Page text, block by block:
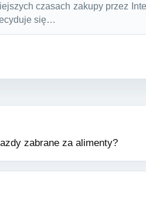
czasach zakupy przez
się…
zabrane za alimenty?